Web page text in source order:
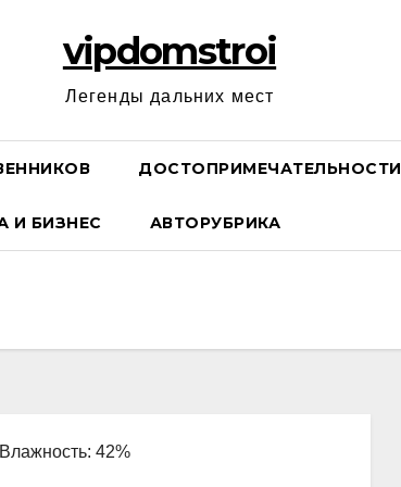
vipdomstroi
Легенды дальних мест
ДОСТОПРИМЕЧАТЕЛЬНОСТИ
И БИЗНЕС АВТОРУБРИКА
42%